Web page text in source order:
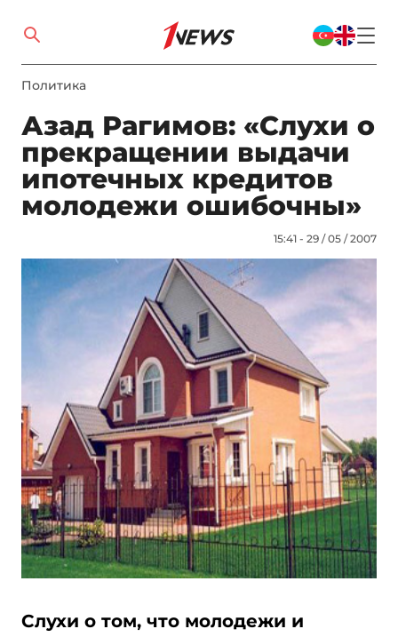
Политика
Азад Рагимов: «Слухи о
прекращении выдачи
ипотечных кредитов
молодежи ошибочны»
15:41 - 29 / 05 / 2007
Слухи о том, что молодежи и